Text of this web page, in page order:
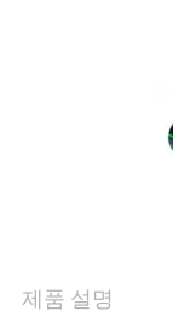
락
제품 설명